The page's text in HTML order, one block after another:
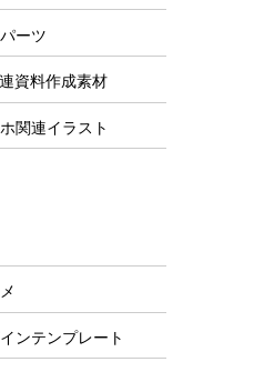
ーツ
資料作成素材
関連イラスト
ンテンプレート